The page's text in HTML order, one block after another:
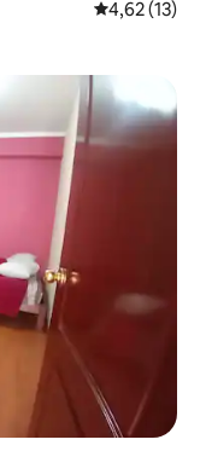
Средна
4,62 (13)